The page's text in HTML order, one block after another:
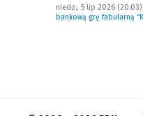
niedz., 5 lip 2026 (20:03)
bankową grę fabularną